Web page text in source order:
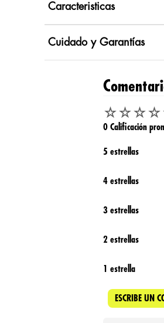
Caracteristicas
Cuidado y Garantías
☆☆☆☆
0 Calificación
5 estrellas
4 estrellas
3 estrellas
2 estrellas
1 estrella
ESCRIBE UN